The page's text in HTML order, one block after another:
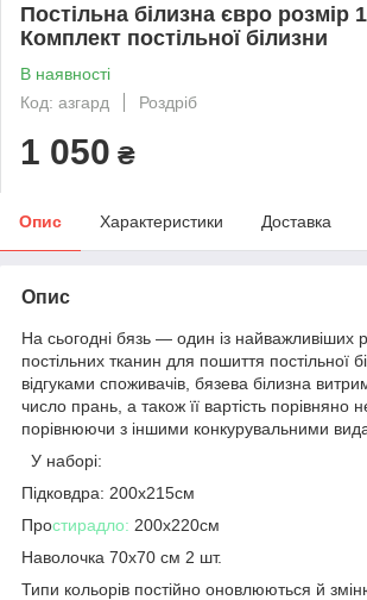
Постільна білизна євро розмір
Комплект постільної білизни
В наявності
Код: азгард
Роздріб
1 050 ₴
Опис Характеристики Доставка
Опис
На сьогодні бязь — один із найважливіших
постільних тканин для пошиття постільної
відгуками споживачів, бязева білизна
число прань, а також її вартість порівняно
порівнюючи з іншими конкурувальними
У наборі:
Підковдра: 200х215см
Простирадло: 200х220см
Наволочка 70х70 см 2 шт.
Типи кольорів постійно оновлюються й